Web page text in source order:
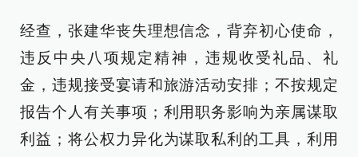
经查，张建华丧失理想信念，背弃初心使命，
违反中央八项规定精神，违规收受礼品、礼
金，违规接受宴请和旅游活动安排；不按规定
报告个人有关事项；利用职务影响为亲属谋取
利益；将公权力异化为谋取私利的工具，利用